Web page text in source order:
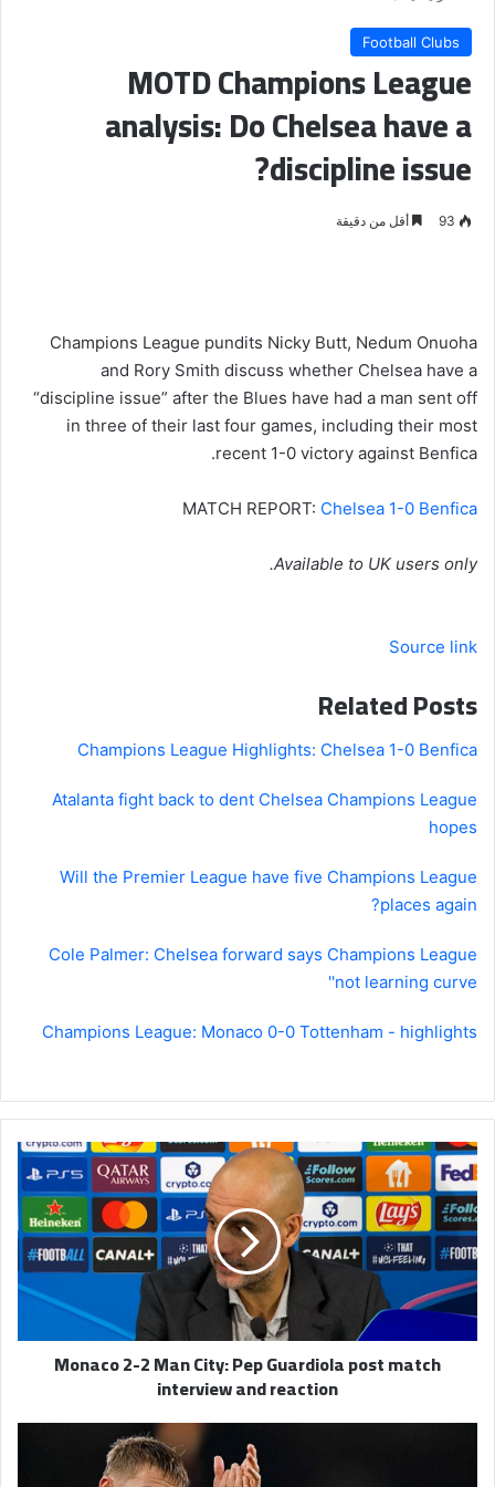
Football Clubs
MOTD Champions League
analysis: Do Chelsea have a
discipline issue?
93 أقل من دقيقة
Champions League pundits Nicky Butt, Nedum Onuoha
and Rory Smith discuss whether Chelsea have a
“discipline issue” after the Blues have had a man sent off
in three of their last four games, including their most
recent 1-0 victory against Benfica.
MATCH REPORT: Chelsea 1-0 Benfica
Available to UK users only.
Source link
Related Posts
Champions League Highlights: Chelsea 1-0 Benfica
Atalanta fight back to dent Chelsea Champions League
hopes
Will the Premier League have five Champions League
places again?
Cole Palmer: Chelsea forward says Champions League
'not learning curve'
Champions League: Monaco 0-0 Tottenham - highlights
Monaco
2-
2
Man
City:
Pep
Guardiola
post
match
interview
Monaco 2-2 Man City: Pep Guardiola post match
interview and reaction